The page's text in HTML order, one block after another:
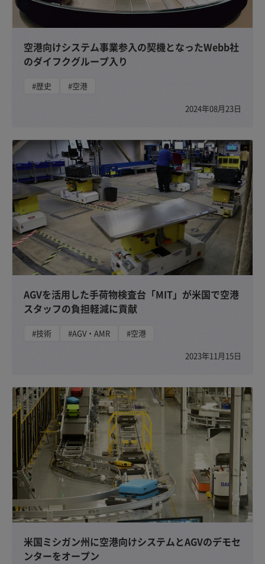
空港向けシステム事業参入の契機となったWebb社
のダイフクグループ入り
#歴史
#空港
2024年08月23日
AGVを活用した手荷物検査台「MIT」が米国で空港
スタッフの負担軽減に貢献
#技術 #AGV・AMR
#空港
2023年11月15日
米国ミシガン州に空港向けシステムとAGVのデモセ
ンターをオープン